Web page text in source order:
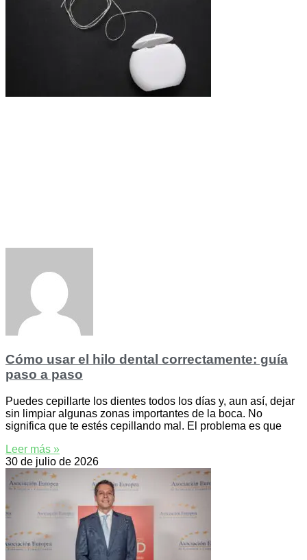
Cómo usar el hilo dental correctamente: guía
paso a paso
Puedes cepillarte los dientes todos los días y, aun así, dejar
sin limpiar algunas zonas importantes de la boca. No
significa que te estés cepillando mal. El problema es que
Leer más »
30 de julio de 2026